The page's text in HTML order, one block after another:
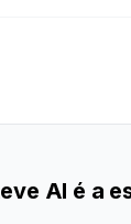
AI é a